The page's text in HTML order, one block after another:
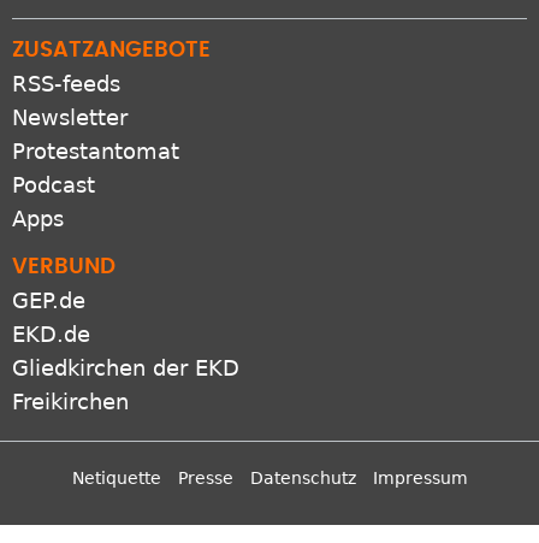
ZUSATZANGEBOTE
RSS-feeds
Newsletter
Protestantomat
Podcast
Apps
VERBUND
GEP.de
EKD.de
Gliedkirchen der EKD
Freikirchen
Netiquette Presse Datenschutz Impressum